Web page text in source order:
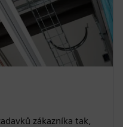
zákazníka tak,